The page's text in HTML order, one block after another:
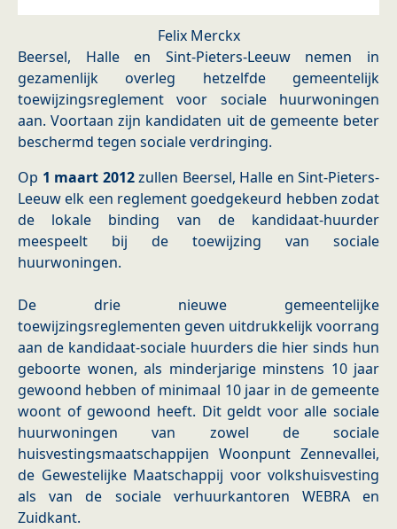
Felix Merckx
Beersel, Halle en Sint-Pieters-Leeuw nemen in
gezamenlijk overleg hetzelfde gemeentelijk
toewijzingsreglement voor sociale huurwoningen
aan. Voortaan zijn kandidaten uit de gemeente beter
beschermd tegen sociale verdringing.
Op 1 maart 2012zullen Beersel, Halle en Sint-Pieters-
Leeuw elk een reglement goedgekeurd hebben zodat
de lokale binding van de kandidaat-huurder
meespeelt bij de toewijzing van sociale
huurwoningen.
De drie nieuwe gemeentelijke
toewijzingsreglementen geven uitdrukkelijk voorrang
aan de kandidaat-sociale huurders die hier sinds hun
geboorte wonen, als minderjarige minstens 10 jaar
gewoond hebben of minimaal 10 jaar in de gemeente
woont of gewoond heeft. Dit geldt voor alle sociale
huurwoningen van zowel de sociale
huisvestingsmaatschappijen Woonpunt Zennevallei,
de Gewestelijke Maatschappij voor volkshuisvesting
als van de sociale verhuurkantoren WEBRA en
Zuidkant.